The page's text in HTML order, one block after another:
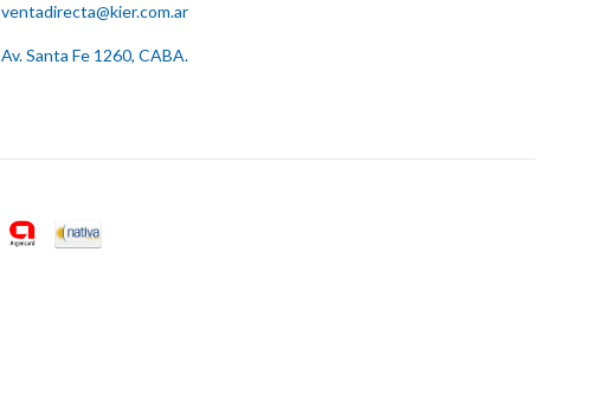
ventadirecta@kier.com.ar
Av. Santa Fe 1260, CABA.